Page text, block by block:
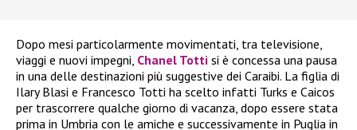
Dopo mesi particolarmente movimentati, tra televisione,
viaggi e nuovi impegni, Chanel Totti si è concessa una pausa
in una delle destinazioni più suggestive dei Caraibi. La figlia di
Ilary Blasi e Francesco Totti ha scelto infatti Turks e Caicos
per trascorrere qualche giorno di vacanza, dopo essere stata
prima in Umbria con le amiche e successivamente in Puglia in